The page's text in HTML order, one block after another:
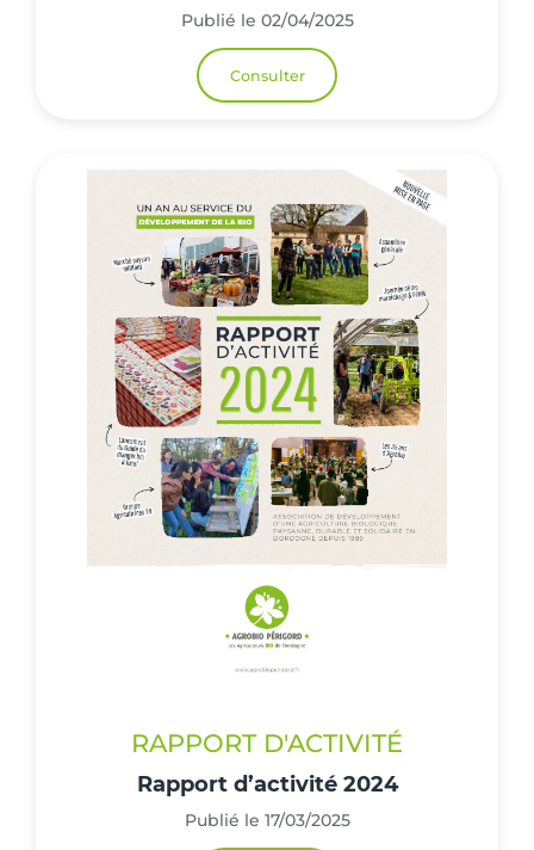
Publié le 02/04/2025
Consulter
RAPPORT D'ACTIVITÉ
Rapport d’activité 2024
Publié le 17/03/2025